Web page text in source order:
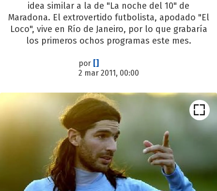
idea similar a la de "La noche del 10" de
Maradona. El extrovertido futbolista, apodado "El
Loco", vive en Río de Janeiro, por lo que grabaría
los primeros ochos programas este mes.
por []
2 mar 2011, 00:00